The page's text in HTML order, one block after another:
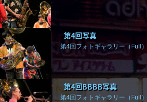
第4回写真
第4回フォトギャラリー（Full）
第4回BBBB写真
第4回フォトギャラリー（Full）